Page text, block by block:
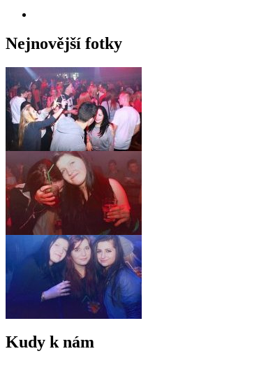
Nejnovější fotky
Kudy k nám